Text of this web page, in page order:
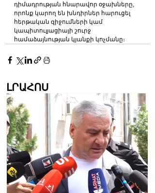
դիմադրության հնարավոր օջախները,
որոնք կարող են խնդիրներ հարուցել
հերթական զիջումների կամ
կապիտուլյացիայի շուրջ
համաձայնության կյանքի կոչմանը։
ԼՐԱՀՈՍ